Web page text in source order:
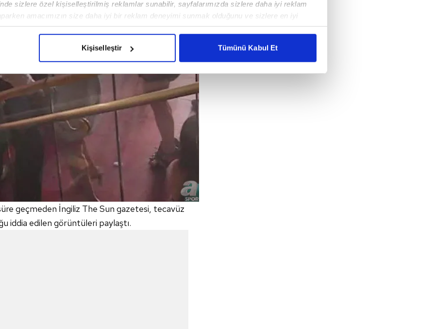
sizlere özel kişiselleştirilmiş reklamlar sunabilir, sayfalarımızda sizlere daha iyi reklam
amacımızın size daha iyi bir reklam deneyimi sunmak olduğunu ve sizlere en iyi
gelen çabayı gösterdiğimizi ve bu noktada, reklamların maliyetlerimizi karşılamak
çerezlere izin vermedikleri takdirde, kullanıcılara hedefli reklamlar gösterilmeyecektir."
için İnternet Sitemizde kendimize ve üçüncü kişilere ait çerezler kullanılmaktadır. Bu
verileriniz işlenmekte olup gerekli olan çerezler bilgi toplumu hizmetlerinin sunulması
çerezler, sitemizin daha işlevsel kılınması ve kişiselleştirilmesi ve sizlere yönelik
amaçlarıyla sınırlı olarak açık rızanız dahilinde kullanılacaktır.
yer alan panel vasıtasıyla belirleyebilirsiniz. Çerezlere ilişkin detaylı bilgi için Ayarlar
Metnimizi ziyaret edebilirsiniz.
Kanunu uyarınca hazırlanmış Aydınlatma Metnimizi okumak ve sitemizde ilgili
çerezlerle ilgili bilgi almak için lütfen
Kişiselleştir Tümünü Kabul Et
geçmeden İngiliz The Sun gazetesi, tecavüz
iddia edilen görüntüleri paylaştı.